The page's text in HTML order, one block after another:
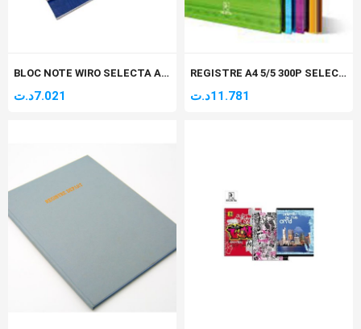
BLOC NOTE WIRO SELECTA A4 5/5 – 160P
7.021د.ت
REGISTRE A4 5/5 300P SELECTA
11.781د.ت